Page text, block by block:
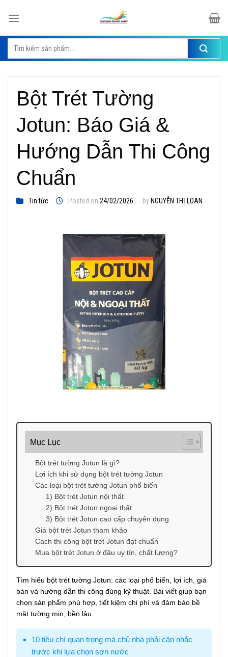
Tìm
kiếm:
Bột Trét Tường
Jotun: Báo Giá &
Hướng Dẫn Thi Công
Chuẩn
Tin tức Posted on 24/02/2026 by NGUYỄN THỊ LOAN
Mục Lục
Bột trét tường Jotun là gì?
Lợi ích khi sử dụng bột trét tường Jotun
Các loại bột trét tường Jotun phổ biến
1) Bột trét Jotun nội thất
2) Bột trét Jotun ngoại thất
3) Bột trét Jotun cao cấp chuyên dụng
Giá bột trét Jotun tham khảo
Cách thi công bột trét Jotun đạt chuẩn
Mua bột trét Jotun ở đâu uy tín, chất lượng?
Tìm hiểu bột trét tường Jotun: các loại phổ biến, lợi ích, giá
bán và hướng dẫn thi công đúng kỹ thuật. Bài viết giúp bạn
chọn sản phẩm phù hợp, tiết kiệm chi phí và đảm bảo bề
mặt tường mịn, bền lâu.
10 tiêu chí quan trọng mà chủ nhà phải cân nhắc
trước khi lựa chọn sơn nước